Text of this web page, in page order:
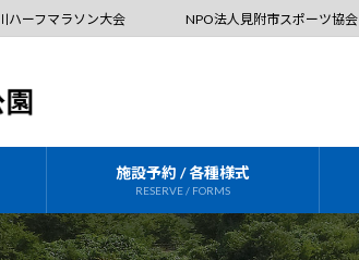
ハーフマラソン大会 NPO法人見附市スポーツ協会
施設予約 / 各種様式
RESERVE / FORMS